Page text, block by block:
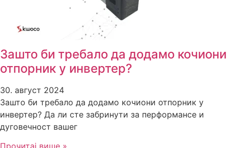
Зашто би требало да додамо кочиони
отпорник у инвертер?
30. август 2024
Зашто би требало да додамо кочиони отпорник у
инвертер? Да ли сте забринути за перформансе и
дуговечност вашег
Прочитај више »